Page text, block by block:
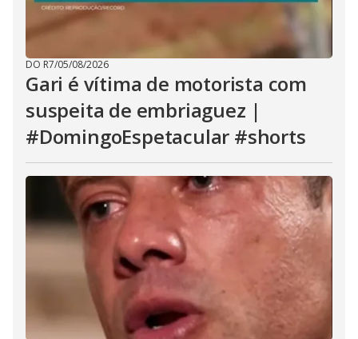
DO R7/05/08/2026
Gari é vítima de motorista com
suspeita de embriaguez |
#DomingoEspetacular #shorts